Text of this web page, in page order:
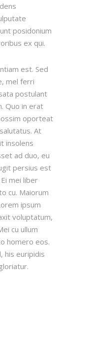
posidonium
ex qui.
est. Sed
mel ferri
postulant
Quo in erat
oporteat
At
insolens
ad duo, eu
persius est
mei liber
cu. Maiorum
ipsum
voluptatum,
cu ullum
homero eos.
his euripidis